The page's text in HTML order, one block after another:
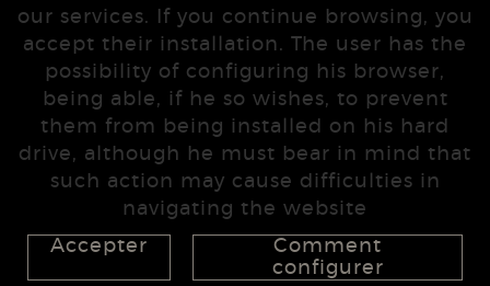
our services. If you continue browsing, you
accept their installation. The user has the
possibility of configuring his browser,
being able, if he so wishes, to prevent
them from being installed on his hard
drive, although he must bear in mind that
such action may cause difficulties in
navigating the website
Accepter
Comment
configurer